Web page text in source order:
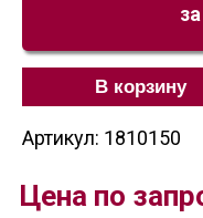
В корзину
Артикул: 1810150
Цена по